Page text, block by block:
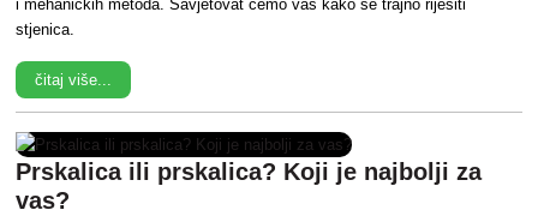
i mehaničkih metoda. Savjetovat ćemo vas kako se trajno riješiti
stjenica.
čitaj više...
Prskalica ili prskalica? Koji je najbolji za
vas?